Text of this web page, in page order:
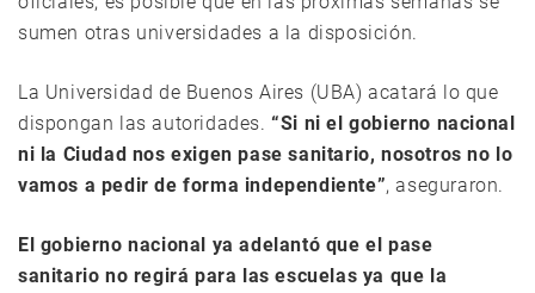
sumen otras universidades a la disposición.
La Universidad de Buenos Aires (UBA) acatará lo que
dispongan las autoridades.“Si ni el gobierno nacional
ni la Ciudad nos exigen pase sanitario, nosotros no lo
vamos a pedir de forma independiente”, aseguraron.
El gobierno nacional ya adelantó que el pase
sanitario no regirá para las escuelas ya que la